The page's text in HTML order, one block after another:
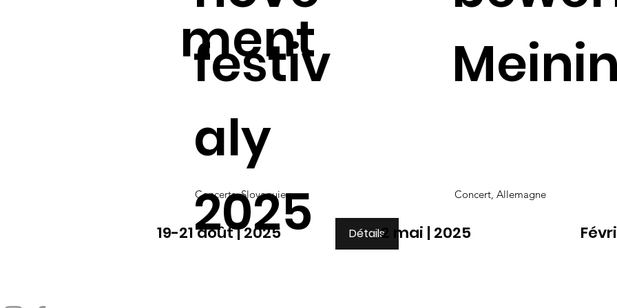
ment
festiv
aly
2025
Concerts, Slovaquie
19-21 août | 2025 Détails
Concert, Allemagne
2 mai | 2025